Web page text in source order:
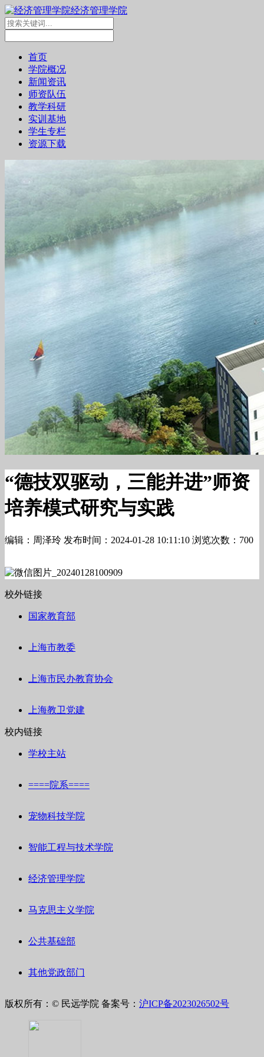
经济管理学院
首页
学院概况
新闻资讯
师资队伍
教学科研
实训基地
学生专栏
资源下载
“德技双驱动，三能并进”师资
培养模式研究与实践
编辑：周泽玲 发布时间：2024-01-28 10:11:10 浏览次数：700
校外链接
国家教育部
上海市教委
上海市民办教育协会
上海教卫党建
校内链接
学校主站
====院系====
宠物科技学院
智能工程与技术学院
经济管理学院
马克思主义学院
公共基础部
其他党政部门
版权所有：© 民远学院 备案号： 沪ICP备2023026502号